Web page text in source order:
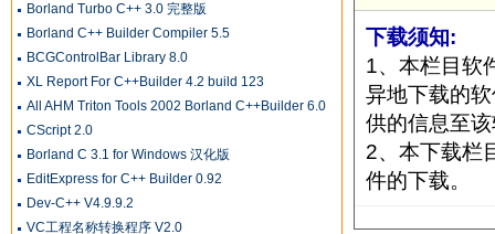
Borland Turbo C++ 3.0 完整版
Borland C++ Builder Compiler 5.5
BCGControlBar Library 8.0
XL Report For C++Builder 4.2 build 123
All AHM Triton Tools 2002 Borland C++Builder 6.0
CScript 2.0
Borland C 3.1 for Windows 汉化版
EditExpress for C++ Builder 0.92
Dev-C++ V4.9.9.2
VC工程名称转换程序 V2.0
下载须知:
1、本栏目软
异地下载的
供的信息至
2、本下载栏
件的下载。